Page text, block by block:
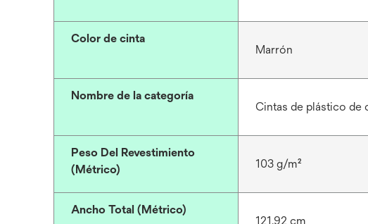
Color de cinta
Marrón
Nombre de la categoría
Cintas de plástico de
Peso Del Revestimiento
(Métrico)
103 g/m²
Ancho Total (Métrico)
121.92 cm